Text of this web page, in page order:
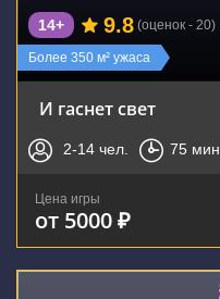
Более 350 м² ужаса
14+ 9.8 (оценок - 20)
И гаснет свет
2-14 чел. 75 мин.
Цена игры
от 5000 ₽